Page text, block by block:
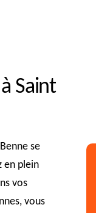
Saint
se
en plein
vos
vous